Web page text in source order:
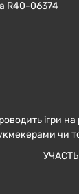
R40-06374
ігри на
чи